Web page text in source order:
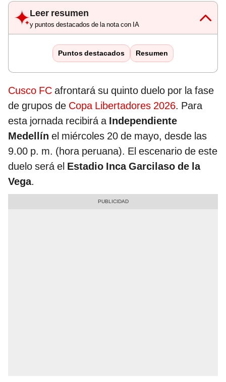
Leer resumen
y puntos destacados de la nota con IA
Puntos destacados Resumen
Cusco FC afrontará su quinto duelo por la fase
de grupos de Copa Libertadores 2026. Para
esta jornada recibirá a Independiente
Medellín el miércoles 20 de mayo, desde las
9.00 p. m. (hora peruana). El escenario de este
duelo será el Estadio Inca Garcilaso de la
Vega.